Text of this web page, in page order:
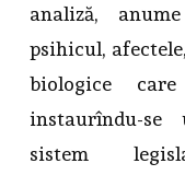
analiză,
psihicul,
biologice
instaurîndu-
sistem